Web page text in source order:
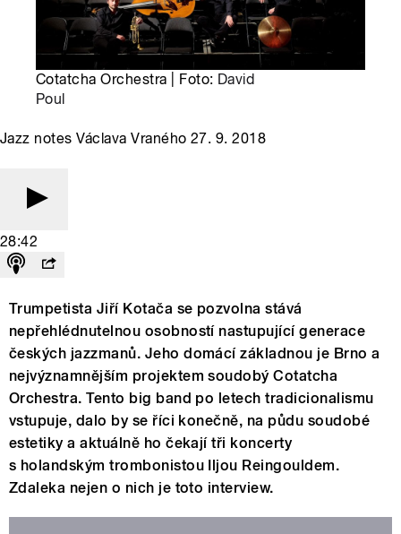
Cotatcha Orchestra | Foto: David
Poul
Jazz notes Václava Vraného 27. 9. 2018
28:42
Trumpetista Jiří Kotača se pozvolna stává
nepřehlédnutelnou osobností nastupující generace
českých jazzmanů. Jeho domácí základnou je Brno a
nejvýznamnějším projektem soudobý Cotatcha
Orchestra. Tento big band po letech tradicionalismu
vstupuje, dalo by se říci konečně, na půdu soudobé
estetiky a aktuálně ho čekají tři koncerty
s holandským trombonistou Iljou Reingouldem.
Zdaleka nejen o nich je toto interview.